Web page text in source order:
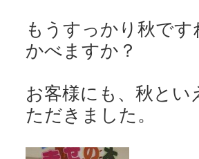
もうすっかり秋で
かべますか？
お客様にも、秋と
ただきました。